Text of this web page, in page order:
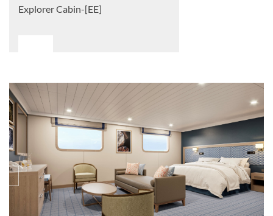
Explorer Cabin-[EE]
Deck 2
Aussenkabine